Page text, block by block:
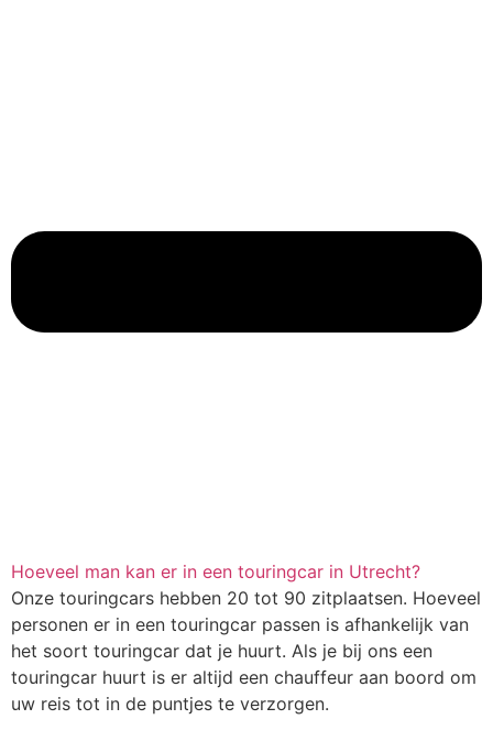
Hoeveel man kan er in een touringcar in Utrecht?
Onze touringcars hebben 20 tot 90 zitplaatsen. Hoeveel
personen er in een touringcar passen is afhankelijk van
het soort touringcar dat je huurt. Als je bij ons een
touringcar huurt is er altijd een chauffeur aan boord om
uw reis tot in de puntjes te verzorgen.